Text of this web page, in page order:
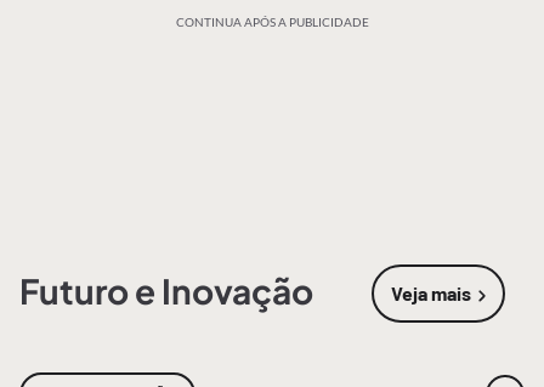
CONTINUA APÓS A PUBLICIDADE
Futuro e Inovação Veja mais
sobre